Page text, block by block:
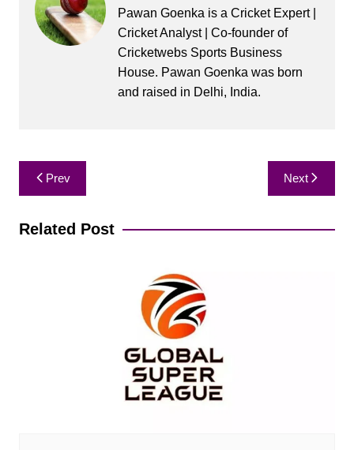
Pawan Goenka is a Cricket Expert |
Cricket Analyst | Co-founder of
Cricketwebs Sports Business
House. Pawan Goenka was born
and raised in Delhi, India.
Post
navigation
Prev Next
Related Post